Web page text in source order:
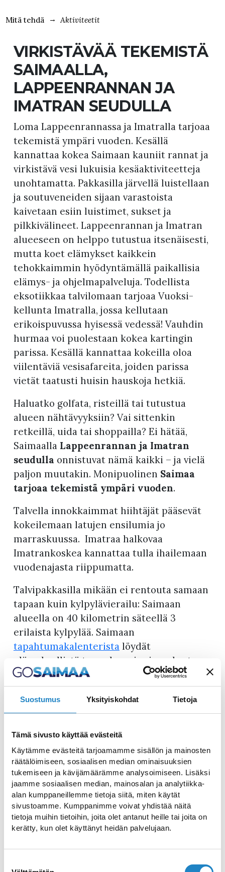
Suostumus Yksityiskohdat Tietoja
Tämä sivusto käyttää evästeitä
Käytämme evästeitä tarjoamamme sisällön ja mainosten
räätälöimiseen, sosiaalisen median ominaisuuksien
tukemiseen ja kävijämäärämme analysoimiseen. Lisäksi
jaamme sosiaalisen median, mainosalan ja analytiikka-
alan kumppaneillemme tietoja siitä, miten käytät
sivustoamme. Kumppanimme voivat yhdistää näitä
tietoja muihin tietoihin, joita olet antanut heille tai joita on
kerätty, kun olet käyttänyt heidän palvelujaan.
Mitä tehdä Aktiviteetit
VIRKISTÄVÄÄ TEKEMISTÄ
SAIMAALLA,
LAPPEENRANNAN JA
IMATRAN SEUDULLA
Loma Lappeenrannassa ja Imatralla tarjoaa
tekemistä ympäri vuoden. Kesällä
kannattaa kokea Saimaan kauniit rannat ja
virkistävä vesi lukuisia kesäaktiviteetteja
unohtamatta. Pakkasilla järvellä luistellaan
ja soutuveneiden sijaan varastoista
kaivetaan esiin luistimet, sukset ja
pilkkivälineet. Lappeenrannan ja Imatran
alueeseen on helppo tutustua itsenäisesti,
mutta koet elämykset kaikkein
tehokkaimmin hyödyntämällä paikallisia
elämys- ja ohjelmapalveluja. Todellista
eksotiikkaa talvilomaan tarjoaa Vuoksi-
kellunta Imatralla, jossa kellutaan
erikoispuvussa hyisessä vedessä! Vauhdin
hurmaa voi puolestaan kokea kartingin
parissa. Kesällä kannattaa kokeilla oloa
viilentäviä vesisafareita, joiden parissa
vietät taatusti huisin hauskoja hetkiä.
Haluatko golfata, risteillä tai tutustua
alueen nähtävyyksiin? Vai sittenkin
retkeillä, uida tai shoppailla? Ei hätää,
Saimaalla Lappeenrannan ja Imatran
seudulla onnistuvat nämä kaikki – ja vielä
paljon muutakin. Monipuolinen Saimaa
tarjoaa tekemistä ympäri vuoden.
Talvella innokkaimmat hiihtäjät pääsevät
kokeilemaan latujen ensilumia jo
marraskuussa. Imatraa halkovaa
Imatrankoskea kannattaa tulla ihailemaan
vuodenajasta riippumatta.
Talvipakkasilla mikään ei rentouta samaan
tapaan kuin kylpylävierailu: Saimaan
alueella on 40 kilometrin säteellä 3
erilaista kylpylää. Saimaan
tapahtumakalenteristalöydät
elämyksellistä tunnelmaa ja riemukasta
menoa vuoden jokaisena päivänä.
KESÄAKTIVITEETIT